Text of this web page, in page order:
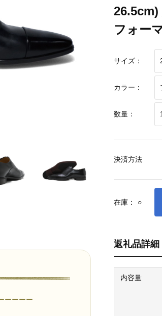
ーーーー
フォー
サイズ：
カラー：
数量：
在庫： ○
返礼品詳
内容量
決済方法